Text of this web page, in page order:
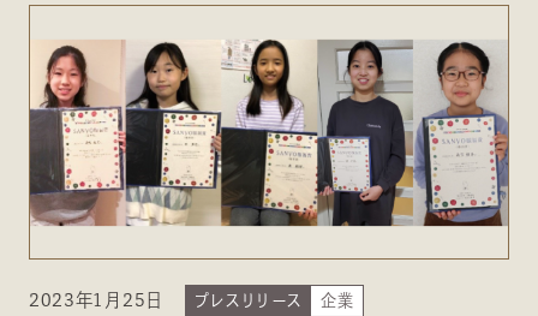
2023年1月25日 プレスリリース 企業